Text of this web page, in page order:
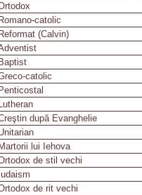
Romano-catolic
Reformat (Calvin)
Baptist
catolic
Penticostal
Lutheran
după Evanghelie
Martorii lui Iehova
de stil vechi
Iudaism
de rit vechi